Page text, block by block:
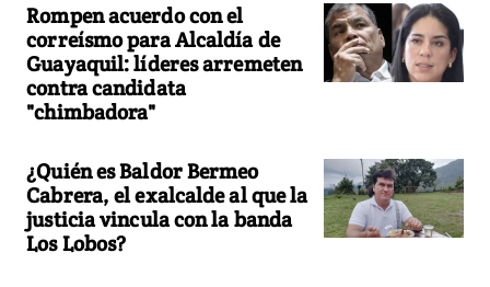
Rompen acuerdo con el
correísmo para Alcaldía de
Guayaquil: líderes arremeten
contra candidata
"chimbadora"
¿Quién es Baldor Bermeo
Cabrera, el exalcalde al que la
justicia vincula con la banda
Los Lobos?